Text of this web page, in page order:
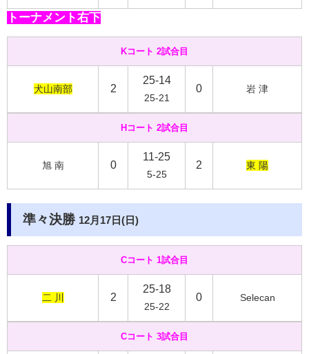
トーナメント右下
Kコート 2試合目
犬山南部 2
25-14
25-21
0 岩 津
Hコート 2試合目
旭 南 0
11-25
5-25
2 東 陽
準々決勝 12月17日(日)
Cコート 1試合目
二 川 2
25-18
25-22
0 Selecan
Cコート 3試合目